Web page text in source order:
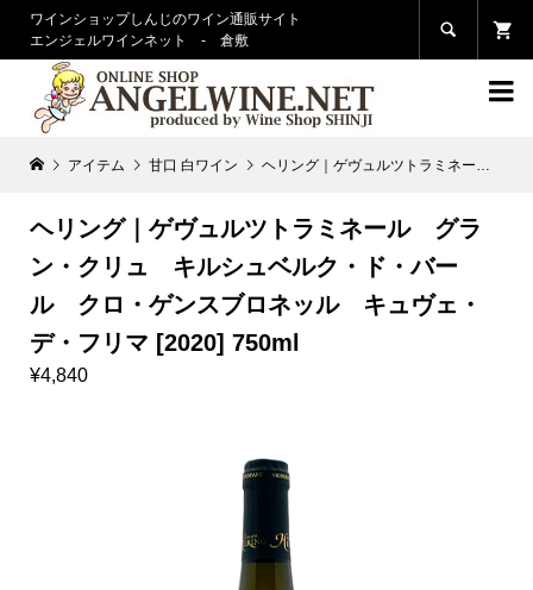
ワインショップしんじのワイン通販サイト
エンジェルワインネット - 倉敷


アイテム 甘口 白ワイン ヘリング｜ゲヴュルツトラミネール グラン・クリュ キルシュベルク・ド・バール クロ・ゲンスブロネッル キュヴェ・デ・フリマ [2020] 750ml
ヘリング｜ゲヴュルツトラミネール グラ
ン・クリュ キルシュベルク・ド・バー
ル クロ・ゲンスブロネッル キュヴェ・
デ・フリマ [2020] 750ml
¥4,840